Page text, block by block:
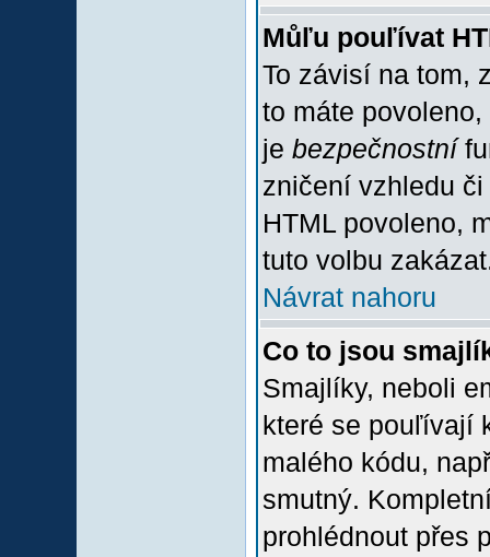
Můľu pouľívat
To závisí na tom,
to máte
je bezpečnostní
zničení vzhledu
HTML povoleno,
tuto volbu
Návrat nahoru
Co to jsou
Smajlíky, neboli
které se pouľívají
malého kódu,
smutný.
prohlédnout přes